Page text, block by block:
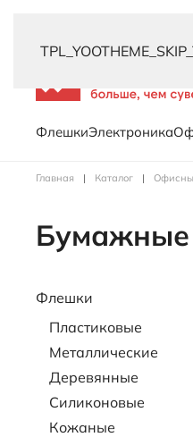
ФлешкиЭлектроника
Главная Каталог
Бумажные
Флешки
Пластиковые
Металлические
Деревянные
Силиконовые
Кожаные